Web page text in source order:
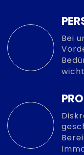
Bei